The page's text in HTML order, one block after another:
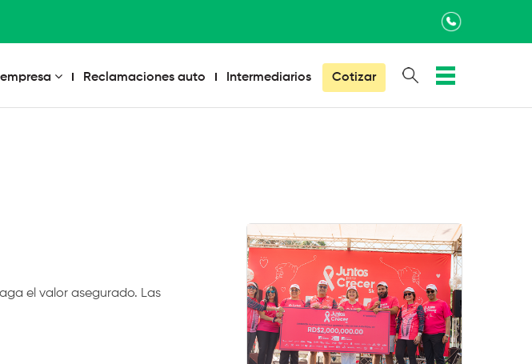
Reclamaciones auto Intermediarios Cotizar
el valor asegurado. Las